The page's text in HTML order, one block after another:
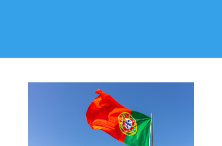
Competitividade Global do